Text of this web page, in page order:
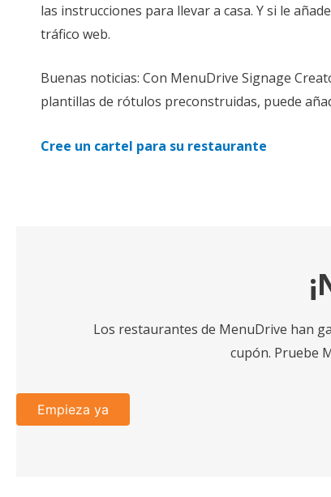
las instrucciones para llevar a casa. Y si le
tráfico web.
Buenas noticias: Con MenuDrive Signage
plantillas de rótulos preconstruidas, puede
Cree un cartel para su restaurante
Los restaurantes de MenuDrive han
cupón. Pruebe
Empieza ya